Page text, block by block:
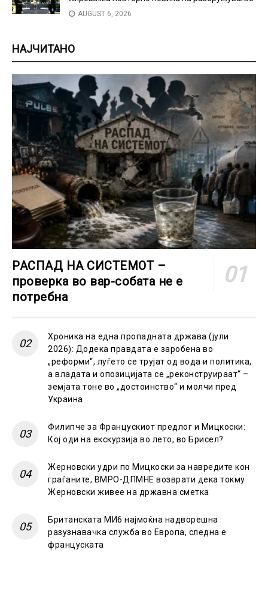
AUGUST 6, 2026
НАЈЧИТАНО
РАСПАД НА СИСТЕМОТ –
проверка во вар-собата не е
потребна
Хроника на една пропадната држава (јули
2026): Додека правдата е заробена во
„реформи“, луѓето се трујат од вода и политика,
а владата и опозицијата се „реконструираат“ –
земјата тоне во „достоинство“ и молчи пред
Украина
Филипче за Францускиот предлог и Мицкоски:
Кој оди на екскурзија во лето, во Брисел?
Жерновски удри по Мицкоски за навредите кон
граѓаните, ВМРО-ДПМНЕ возврати дека токму
Жерновски живее на државна сметка
Британската МИ6 најмоќна надворешна
разузнавачка служба во Европа, следна е
француската